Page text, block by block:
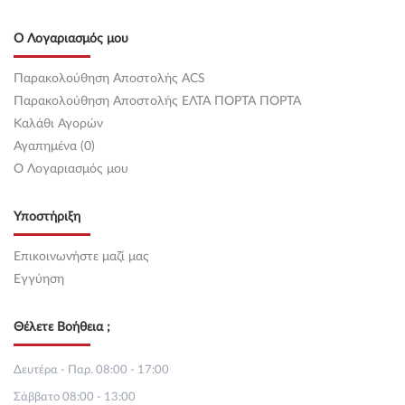
CHHB ) (220 hp ) Βενζίνη
CRBC,CRLB,CRUA,DBGA,DCYA,DEJA,DFGA ) (150 hp )
Πετρέλαιο
AUDI A3 2012 - 2016 ( 8V ) Sportback / 5dr 2.0 TDI ( CRFC )
(143 hp ) Πετρέλαιο
AUDI A3 2012 - 2016 ( 8V ) Sportback / 5dr 2.0 TDI (
CRFA,DEJB ) (110 hp ) Πετρέλαιο
(184 hp ) Πετρέλαιο
AUDI A3 2012 - 2016 ( 8V ) Sportback / 5dr 2.0 TDI quattro (
CRBC,CRLB ) (150 hp ) Πετρέλαιο
CUNA,DGCA ) (184 hp ) Πετρέλαιο
AUDI A3 2012 - 2016 ( 8V ) Sportback / 5dr 2.0 TFSI (
AUDI A3 2012 - 2016 ( 8V ) Sportback / 5dr 2.0 TFSI quattro (
CZPB,DKZA ) (190 hp ) Βενζίνη
Ο Λογαριασμός μου
Παρακολούθηση Αποστολής ACS
Παρακολούθηση Αποστολής ΕΛΤΑ ΠΟΡΤΑ ΠΟΡΤΑ
Καλάθι Αγορών
Αγαπημένα (0)
O Λογαριασμός μου
Υποστήριξη
Επικοινωνήστε μαζί μας
Εγγύηση
Θέλετε Βοήθεια ;
Δευτέρα - Παρ. 08:00 - 17:00
Σάββατο 08:00 - 13:00